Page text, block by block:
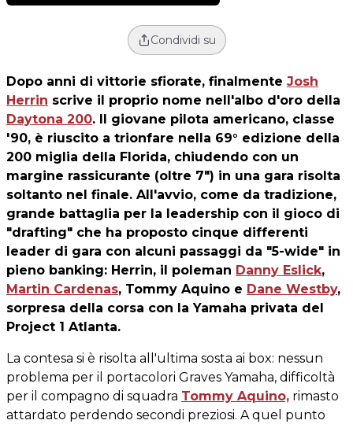
Condividi su
Dopo anni di vittorie sfiorate, finalmente Josh
Herrin scrive il proprio nome nell'albo d'oro della
Daytona 200. Il giovane pilota americano, classe
'90, è riuscito a trionfare nella 69° edizione della
200 miglia della Florida, chiudendo con un
margine rassicurante (oltre 7") in una gara risolta
soltanto nel finale. All'avvio, come da tradizione,
grande battaglia per la leadership con il gioco di
"drafting" che ha proposto cinque differenti
leader di gara con alcuni passaggi da "5-wide" in
pieno banking: Herrin, il poleman Danny Eslick,
Martin Cardenas, Tommy Aquino e Dane Westby,
sorpresa della corsa con la Yamaha privata del
Project 1 Atlanta.
La contesa si è risolta all'ultima sosta ai box: nessun
problema per il portacolori Graves Yamaha, difficoltà
per il compagno di squadra Tommy Aquino, rimasto
attardato perdendo secondi preziosi. A quel punto